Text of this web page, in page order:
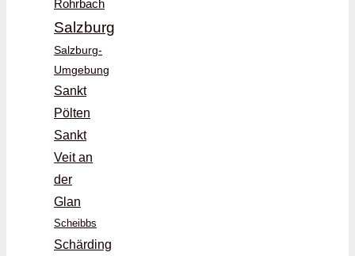
Rohrbach
Salzburg
Salzburg-
Umgebung
Sankt
Pölten
Sankt
Veit an
der
Glan
Scheibbs
Schärding